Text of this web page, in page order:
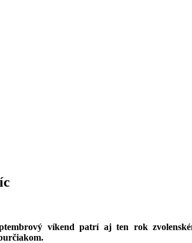
víkend patrí aj ten rok